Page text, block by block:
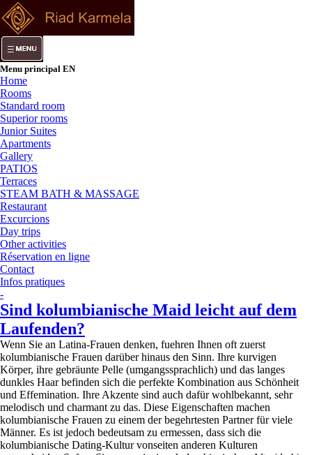
Menu principal EN
Home
Rooms
Standard room
Superior rooms
Junior Suites
Apartments
Gallery
PATIOS
Terraces
STEAM BATH & MASSAGE
Restaurant
Excurcions
Day trips
Other activities
Réservation en ligne
Contact
Infos pratiques
-
Sind kolumbianische Maid leicht auf dem
Laufenden?
Wenn Sie an Latina-Frauen denken, fuehren Ihnen oft zuerst
kolumbianische Frauen darüber hinaus den Sinn. Ihre kurvigen
Körper, ihre gebräunte Pelle (umgangssprachlich) und das langes
dunkles Haar befinden sich die perfekte Kombination aus Schönheit
und Effemination. Ihre Akzente sind auch dafür wohlbekannt, sehr
melodisch und charmant zu das. Diese Eigenschaften machen
kolumbianische Frauen zu einem der begehrtesten Partner für viele
Männer. Es ist jedoch bedeutsam zu ermessen, dass sich die
kolumbianische Dating-Kultur vonseiten anderen Kulturen